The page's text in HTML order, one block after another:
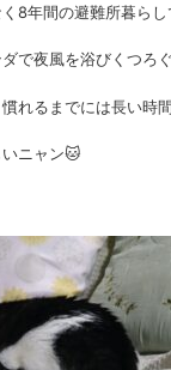
8年間の避難所暮らし
で夜風を浴びくつろ
れるまでには長い時
ニャン🐱